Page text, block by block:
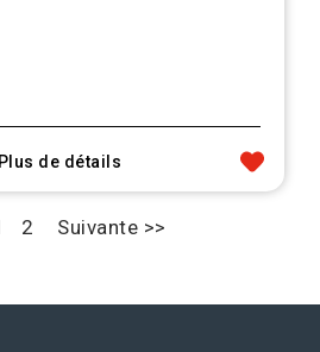
Plus de détails
2 Suivante >>